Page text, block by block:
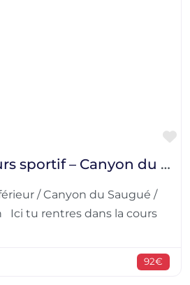
Journée parcours sportif – Canyon du Bitet Inférieur / Canyon du Saugué / Canyon du Valentin
/ Canyon du Saugué /
Ici tu rentres dans la cours
92€